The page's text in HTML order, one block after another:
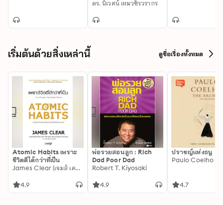
ดร. นิเวศน์ เหมวชิรวรากร
เริ่มต้นด้วยสิ่งเหล่านี้ ดูชื่อเรื่องทั้งหมด
Atomic Habits เพราะ
ชีวิตดีได้กว่าที่เป็น
James Clear (เจมส์ เคลียร์)
4.9
พ่อรวยสอนลูก : Rich
Dad Poor Dad
Robert T. Kiyosaki
4.9
ปราชญ์แห่งธนู
Paulo Coelho
4.7